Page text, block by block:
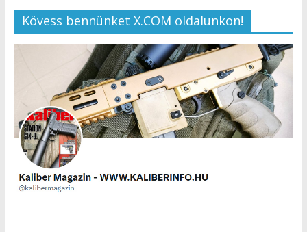
Kövess bennünket X.COM oldalunkon!